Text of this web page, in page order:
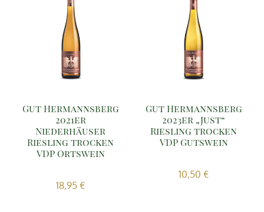
Gut Hermannsberg
2021er
Niederhäuser
Riesling trocken
VDP Ortswein
18,95 €
Gut Hermannsberg
2023er „Just“
Riesling trocken
VDP Gutswein
10,50 €